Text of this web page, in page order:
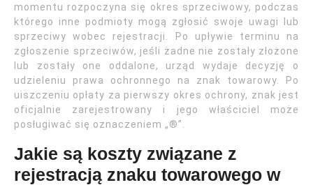
momentu rozpoczyna się okres sprzeciwowy, podczas
którego inne podmioty mogą zgłosić swoje uwagi lub
sprzeciwy wobec rejestracji. Po upływie terminu na
zgłoszenie sprzeciwów, jeśli żadne nie zostały złożone
lub zostały one oddalone, urząd wydaje decyzję o
udzieleniu prawa ochronnego na znak towarowy. Po
uiszczeniu opłaty za pierwszy okres ochrony, znak jest
oficjalnie zarejestrowany i jego właściciel może
posługiwać się oznaczeniem „®”.
Jakie są koszty związane z
rejestracją znaku towarowego w